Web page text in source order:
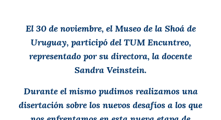
El 30 de noviembre, el Museo de la Shoá de
Uruguay, participó del TUM Encuntreo,
representado por su directora, la docente
Sandra Veinstein.
Durante el mismo pudimos realizamos una
disertación sobre los nuevos desafíos a los que